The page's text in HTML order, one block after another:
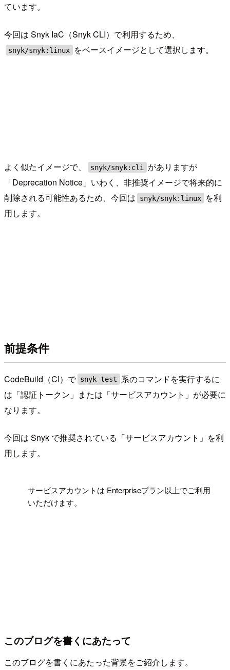
ています。
今回は Snyk IaC（Snyk CLI）で利用するため、
snyk/snyk:linux をベースイメージとして選択します。
よく似たイメージで、 snyk/snyk:cli
がありますが
「Deprecation Notice」いわく、非推奨イメージで将来的に
削除される可能性あるため、今回は
snyk/snyk:linux
を利
用します。
前提条件
CodeBuild（CI）で snyk test
系のコマンドを実行するに
は「認証トークン」または「サービスアカウント」が必要に
なります。
今回は Snyk で推奨されている「サービスアカウント」を利
用します。
サービスアカウントは Enterpriseプラン以上でご利用
いただけます。
このブログを書くにあたって
このブログを書くにあたった背景をご紹介します。